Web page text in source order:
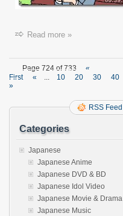
Read more »
Page 724 of 733
«
First
« ... 10 20 30 40
»
RSS Feed
Categories
Japanese
Japanese Anime
Japanese DVD & BD
Japanese Idol Video
Japanese Movie & Drama
Japanese Music